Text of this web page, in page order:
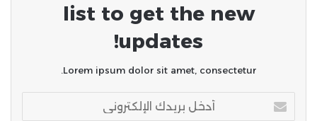
list to get the new
updates!
Lorem ipsum dolor sit amet, consectetur.
بريدك